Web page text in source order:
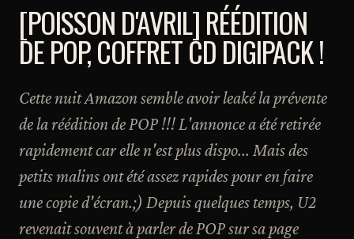
[POISSON D'AVRIL] RÉÉDITION
DE POP, COFFRET CD DIGIPACK !
Cette nuit Amazon semble avoir leaké la prévente
de la réédition de POP !!! L'annonce a été retirée
rapidement car elle n'est plus dispo... Mais des
petits malins ont été assez rapides pour en faire
une copie d'écran.;) Depuis quelques temps, U2
revenait souvent à parler de POP sur sa page